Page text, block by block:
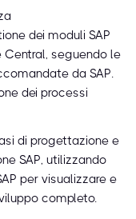
dei moduli SAP
Central, seguendo le
da SAP.
dei processi
di progettazione e
SAP, utilizzando
per visualizzare e
completo.